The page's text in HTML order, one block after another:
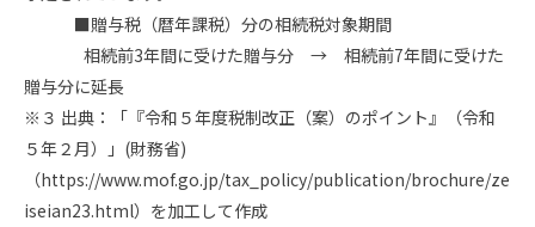
■贈与税（暦年課税）分の相続税対象期間
相続前3年間に受けた贈与分 → 相続前7年間に受けた
贈与分に延長
※３ 出典：「『令和５年度税制改正（案）のポイント』（令和
５年２月）」(財務省)
（https://www.mof.go.jp/tax_policy/publication/brochure/ze
iseian23.html）を加工して作成